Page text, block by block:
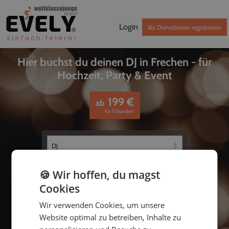
Login Als Dienstleister registrieren
Hier buchst du deinen DJ in Frechen - für
Hochzeit, Party & Event
ab 199€
für 5 Stunden
bis
🍪 Wir hoffen, du magst
Cookies
Wir verwenden Cookies, um unsere
Website optimal zu betreiben, Inhalte zu